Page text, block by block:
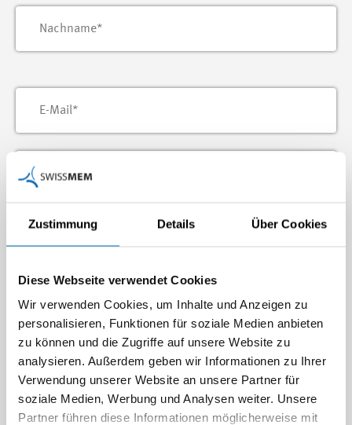
Zustimmung Details Über Cookies
Diese Webseite verwendet Cookies
Wir verwenden Cookies, um Inhalte und Anzeigen zu
personalisieren, Funktionen für soziale Medien anbieten
zu können und die Zugriffe auf unsere Website zu
analysieren. Außerdem geben wir Informationen zu Ihrer
Verwendung unserer Website an unsere Partner für
soziale Medien, Werbung und Analysen weiter. Unsere
Partner führen diese Informationen möglicherweise mit